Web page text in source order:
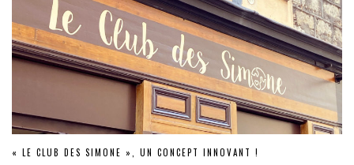
« LE CLUB DES SIMONE », UN CONCEPT INNOVANT !